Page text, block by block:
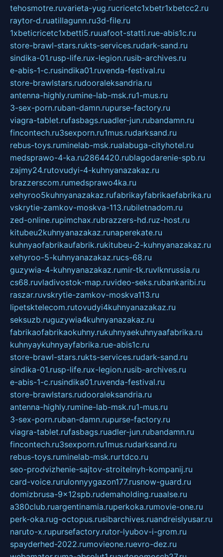
tehosmotre.ruvarieta-yug.rucricetc1xbetr1xbetcc2.ru
raytor-d.ruatillagunn.ru3d-file.ru
1xbeticricetc1xbetti5.ruuafoot-statti.rue-abis1c.ru
store-brawl-stars.rukts-services.rudark-sand.ru
sindika-01.rusp-life.rux-legion.rusib-archives.ru
e-abis-1-c.rusindika01.ruvenda-festival.ru
store-brawlstars.rudooraleksandria.ru
antenna-highly.rumine-lab-msk.ru1-mus.ru
3-sex-porn.ruban-damn.rupurse-factory.ru
viagra-tablet.rufasbags.ruadler-jun.rubandamn.ru
fincontech.ru3sexporn.ru1mus.rudarksand.ru
rebus-toys.ruminelab-msk.rualabuga-cityhotel.ru
medsprawo-4-ka.ru2864420.rublagodarenie-spb.ru
zajmy24.rutovudyi-4-kuhnyanazakaz.ru
brazzerscom.rumedsprawo4ka.ru
xehyroo5kuhnyanazakaz.rufabrikayfabrikaefabrika.ru
vskrytie-zamkov-moskva-113.rubiletnadom.ru
zed-online.rupimchax.rubrazzers-hd.ruz-host.ru
kitubeu2kuhnyanazakaz.runaperekate.ru
kuhnyaofabrikaufabrik.rukitubeu-2-kuhnyanazakaz.ru
xehyroo-5-kuhnyanazakaz.rucs-68.ru
guzywia-4-kuhnyanazakaz.rumir-tk.ruvlknrussia.ru
cs68.ruvladivostok-map.ruvideo-seks.rubankaribi.ru
raszar.ruvskrytie-zamkov-moskva113.ru
lipetsktelecom.rutovudyi4kuhnyanazakaz.ru
seksuzb.ruguzywia4kuhnyanazakaz.ru
fabrikaofabrikaokuhny.rukuhnyaekuhnyaafabrika.ru
kuhnyaykuhnyayfabrika.rue-abis1c.ru
store-brawl-stars.rukts-services.rudark-sand.ru
sindika-01.rusp-life.rux-legion.rusib-archives.ru
e-abis-1-c.rusindika01.ruvenda-festival.ru
store-brawlstars.rudooraleksandria.ru
antenna-highly.rumine-lab-msk.ru1-mus.ru
3-sex-porn.ruban-damn.rupurse-factory.ru
viagra-tablet.rufasbags.ruadler-jun.rubandamn.ru
fincontech.ru3sexporn.ru1mus.rudarksand.ru
rebus-toys.ruminelab-msk.rurtdco.ru
seo-prodvizhenie-sajtov-stroitelnyh-kompanij.ru
card-voice.rurulonnyygazon177.rusnow-guard.ru
domizbrusa-9x12spb.rudemaholding.ruaalse.ru
a380club.ruargentinamia.ruperkoka.rumovie-one.ru
perk-oka.rug-octopus.rusibarchives.ruandreislyusar.ru
naruto-x.rupursefactory.rutor-lyubov-i-grom.ru
spayderhed-2022.rumovieone.ruevro-dez.ru